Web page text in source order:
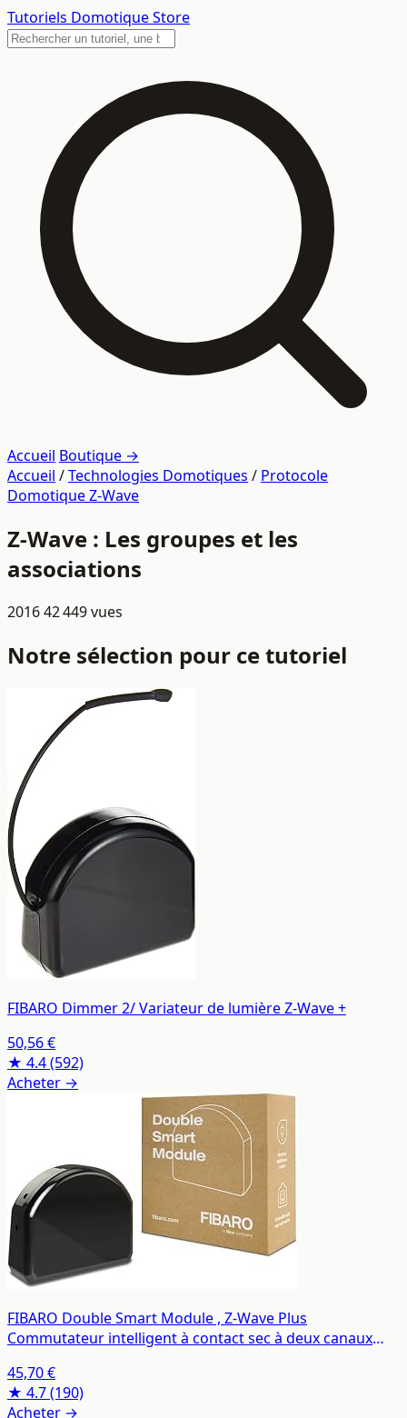
Tutoriels Domotique Store
Accueil Boutique →
Accueil /Technologies Domotiques / Protocole
Domotique Z-Wave
Z-Wave : Les groupes et les
associations
201642 449 vues
Notre sélection pour ce tutoriel
FIBARO Dimmer 2/ Variateur de lumière Z-Wave +
50,56 €
★ 4.4(592)
Acheter →
FIBARO Double Smart Module , Z-Wave Plus
Commutateur intelligent à contact sec à deux canaux
45,70 €
★ 4.7(190)
Acheter →